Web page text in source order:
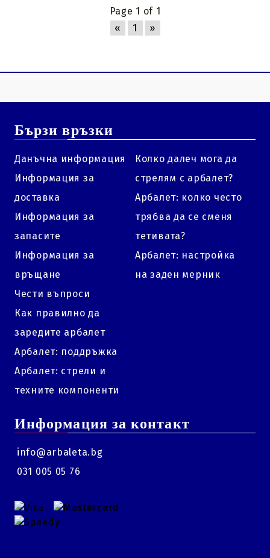
Page 1 of 1
«
1 »
Бързи връзки
Данъчна информация
Информация за
доставка
Информация за
запасите
Информация за
връщане
Чести въпроси
Как правилно да
заредите арбалет
Арбалет: поддръжка
Арбалет: стрели и
техните компоненти
Колко далеч мога да
стрелям с арбалет?
Арбалет: колко често
трябва да се сменя
тетивата?
Арбалет: настройка
на заден мерник
Информация за контакт
info@arbaleta.bg
031 005 05 76